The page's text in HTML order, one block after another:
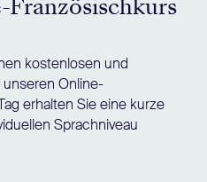
kostenlosen und
Online-
erhalten Sie eine kurze
Sprachniveau